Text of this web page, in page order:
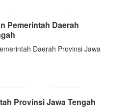
Pemerintah Daerah
Daerah Provinsi Jawa
Provinsi Jawa Tengah